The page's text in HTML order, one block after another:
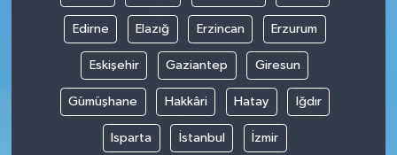
Edirne Elazığ Erzincan Erzurum
Eskişehir Gaziantep Giresun
Gümüşhane Hakkâri Hatay Iğdır
Isparta İstanbul İzmir